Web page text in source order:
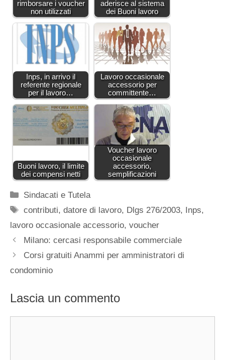
rimborsare i voucher
non utilizzati
aderisce al sistema
dei Buoni lavoro
Inps, in arrivo il
referente regionale
per il lavoro…
Lavoro occasionale
accessorio per
committente…
Buoni lavoro, il limite
dei compensi netti
Voucher lavoro
occasionale
accessorio,
semplificazioni
Categorie
Sindacati e Tutela
Tag
contributi,datore di lavoro, Dlgs 276/2003, Inps,
lavoro occasionale accessorio, voucher
Milano: cercasi responsabile commerciale
Corsi gratuiti Anammi per amministratori di
condominio
Lascia un commento